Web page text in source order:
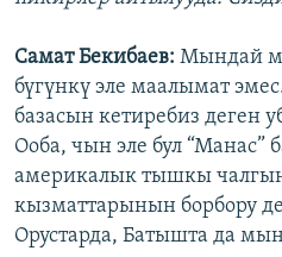
Самат Бекибаев: Мындай
бүгүнкү эле маалымат
базасын кетиребиз деген
Ооба, чын эле бул “Манас”
америкалык тышкы
кызматтарынын борбору
Орустарда, Батышта да